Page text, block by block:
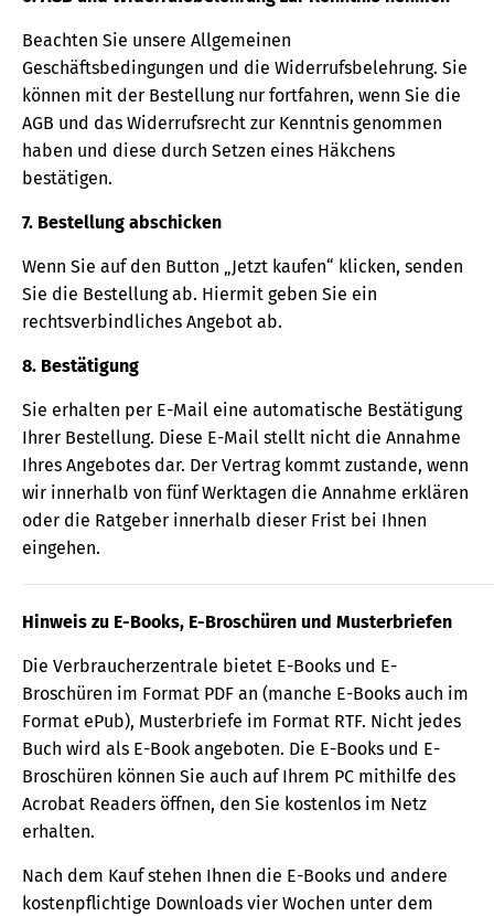
Beachten Sie unsere Allgemeinen
Geschäftsbedingungen und die Widerrufsbelehrung. Sie
können mit der Bestellung nur fortfahren, wenn Sie die
AGB und das Widerrufsrecht zur Kenntnis genommen
haben und diese durch Setzen eines Häkchens
bestätigen.
7. Bestellung abschicken
Wenn Sie auf den Button „Jetzt kaufen“ klicken, senden
Sie die Bestellung ab. Hiermit geben Sie ein
rechtsverbindliches Angebot ab.
8. Bestätigung
Sie erhalten per E-Mail eine automatische Bestätigung
Ihrer Bestellung. Diese E-Mail stellt nicht die Annahme
Ihres Angebotes dar. Der Vertrag kommt zustande, wenn
wir innerhalb von fünf Werktagen die Annahme erklären
oder die Ratgeber innerhalb dieser Frist bei Ihnen
eingehen.
Hinweis zu E-Books, E-Broschüren und Musterbriefen
Die Verbraucherzentrale bietet E-Books und E-
Broschüren im Format PDF an (manche E-Books auch im
Format ePub), Musterbriefe im Format RTF. Nicht jedes
Buch wird als E-Book angeboten. Die E-Books und E-
Broschüren können Sie auch auf Ihrem PC mithilfe des
Acrobat Readers öffnen, den Sie kostenlos im Netz
erhalten.
Nach dem Kauf stehen Ihnen die E-Books und andere
kostenpflichtige Downloads vier Wochen unter dem